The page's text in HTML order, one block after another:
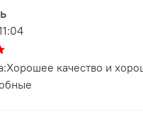
качество и